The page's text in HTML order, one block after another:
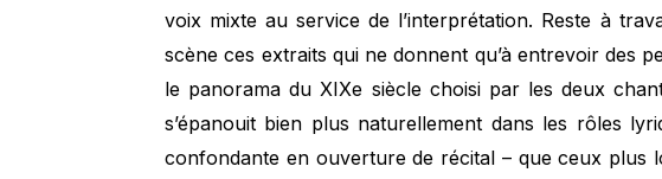
voix mixte au service de l’interprétation. Reste à
scène ces extraits qui ne donnent qu’à entrevoir des
le panorama du XIXe siècle choisi par les deux
s’épanouit bien plus naturellement dans les rôles
confondante en ouverture de récital – que ceux plus